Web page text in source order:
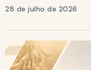
28 de julho de 2026